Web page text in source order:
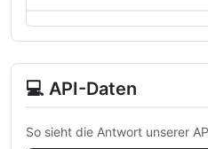
💻 API-Daten
So sieht die Antwort unserer